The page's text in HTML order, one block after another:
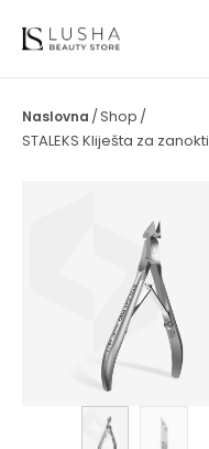
/Shop /
STALEKS Kliješta za